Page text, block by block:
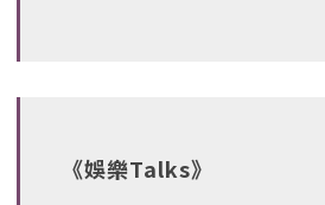
《娛樂Talks》